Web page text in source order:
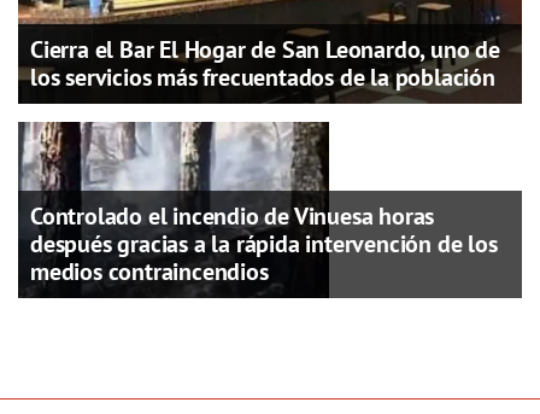
Cierra el Bar El Hogar de San Leonardo, uno de
los servicios más frecuentados de la población
Controlado el incendio de Vinuesa horas
después gracias a la rápida intervención de los
medios contraincendios